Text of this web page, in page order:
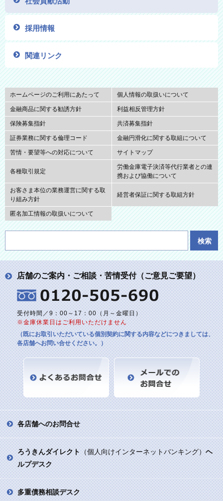
採用情報
関連リンク
ホームページのご利用にあたって 個人情報の取扱いについて
金融商品に関する勧誘方針 利益相反管理方針
保険募集指針 共済募集指針
証券業務に関する倫理コード 金融円滑化に関する取組について
苦情・要望等への対応について サイトマップ
各種取引規定
労働金庫電子決済等代行業者との連
携および協働について
お客さま本位の業務運営に関する取
り組み方針
経営者保証に関する取組方針
匿名加工情報の取扱いについて
店舗のご案内・ご相談・苦情受付（ご意見ご要望）
受付時間／9：00～17：00（月～金曜日）
※金庫休業日はご利用いただけません
（既にお取引いただいている個別契約に関する内容などにつきましては、
各店舗へお問い合せください。）
各店舗へのお問合せ
ろうきんダイレクト（個人向けインターネットバンキング）ヘ
ルプデスク
多重債務相談デスク